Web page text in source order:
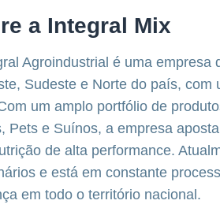
a Integral Mix
Agroindustrial é uma
Sudeste e Norte do país,
um amplo portfólio de
Pets e Suínos, a empresa
de alta performance.
e está em constante
em todo o território nacional.